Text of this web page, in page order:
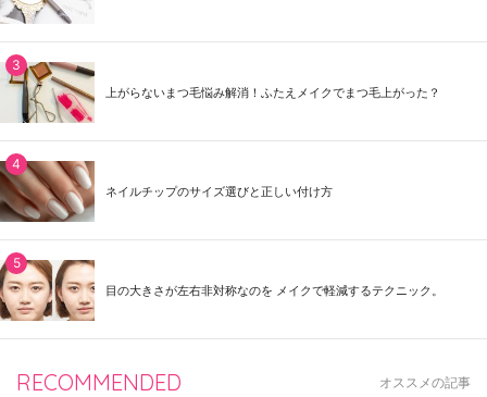
上がらないまつ毛悩み解消！ふたえメイクでまつ毛上がった？
ネイルチップのサイズ選びと正しい付け方
目の大きさが左右非対称なのを メイクで軽減するテクニック。
RECOMMENDED オススメの記事